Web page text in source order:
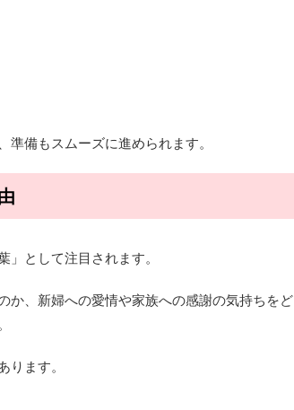
備もスムーズに進められます。
として注目されます。
か、新婦への愛情や家族への感謝の気持ちをど
ります。